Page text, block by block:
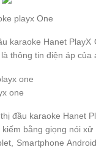
playx One
karaoke Hanet
thông tin điện áp của
one
đầu karaoke Hanet
bằng giọng nói
Smartphone